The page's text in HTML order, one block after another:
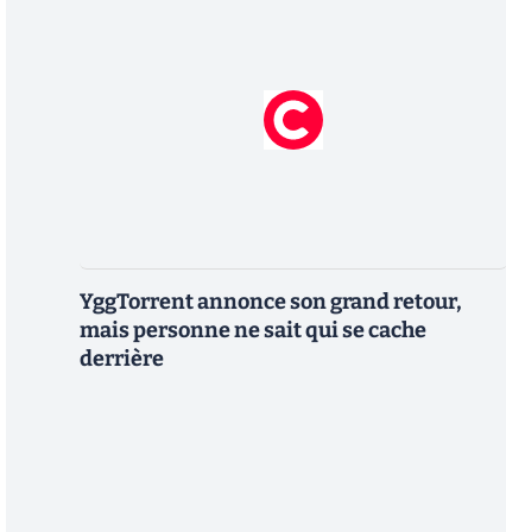
YggTorrent annonce son grand retour,
mais personne ne sait qui se cache
derrière